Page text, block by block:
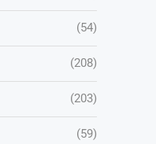
(54)
(208)
(203)
(59)